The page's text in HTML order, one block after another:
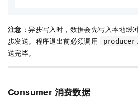
注意 ：异步写入时，数据会先写入本地缓
步发送。程序退出前必须调用
送完毕。
Consumer 消费数据